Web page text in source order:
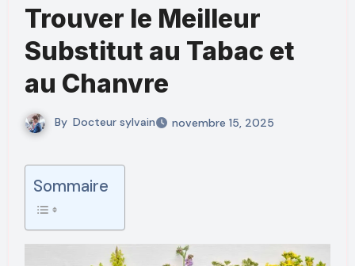
Trouver le Meilleur
Substitut au Tabac et
au Chanvre
By Docteur sylvain novembre 15, 2025
Sommaire